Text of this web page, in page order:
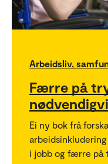
Arbeidsliv,
Færre på
Ei ny bok frå
i jobb og færre på